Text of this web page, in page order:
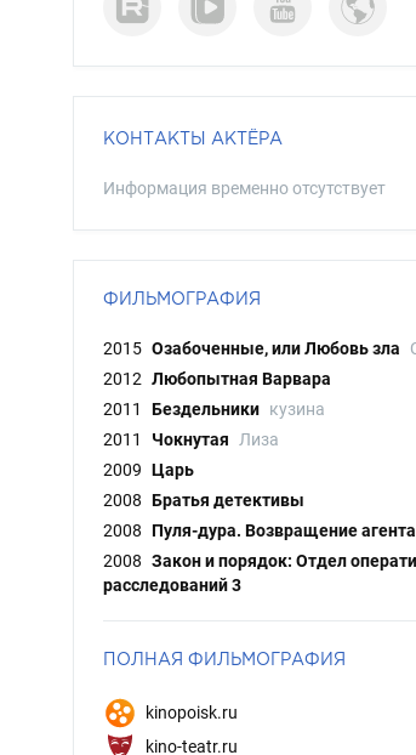
КОНТАКТЫ АКТЁРА
Информация временно отсутствует
ФИЛЬМОГРАФИЯ
2015 Озабоченные, или Любовь зла
2012 Любопытная Варвара
2011
Бездельники кузина
2011
Чокнутая
Лиза
2009 Царь
2008 Братья детективы
2008
Пуля-дура. Возвращение агента
2008 Закон и порядок: Отдел
расследований 3
ПОЛНАЯ ФИЛЬМОГРАФИЯ
kinopoisk.ru
kino-teatr.ru